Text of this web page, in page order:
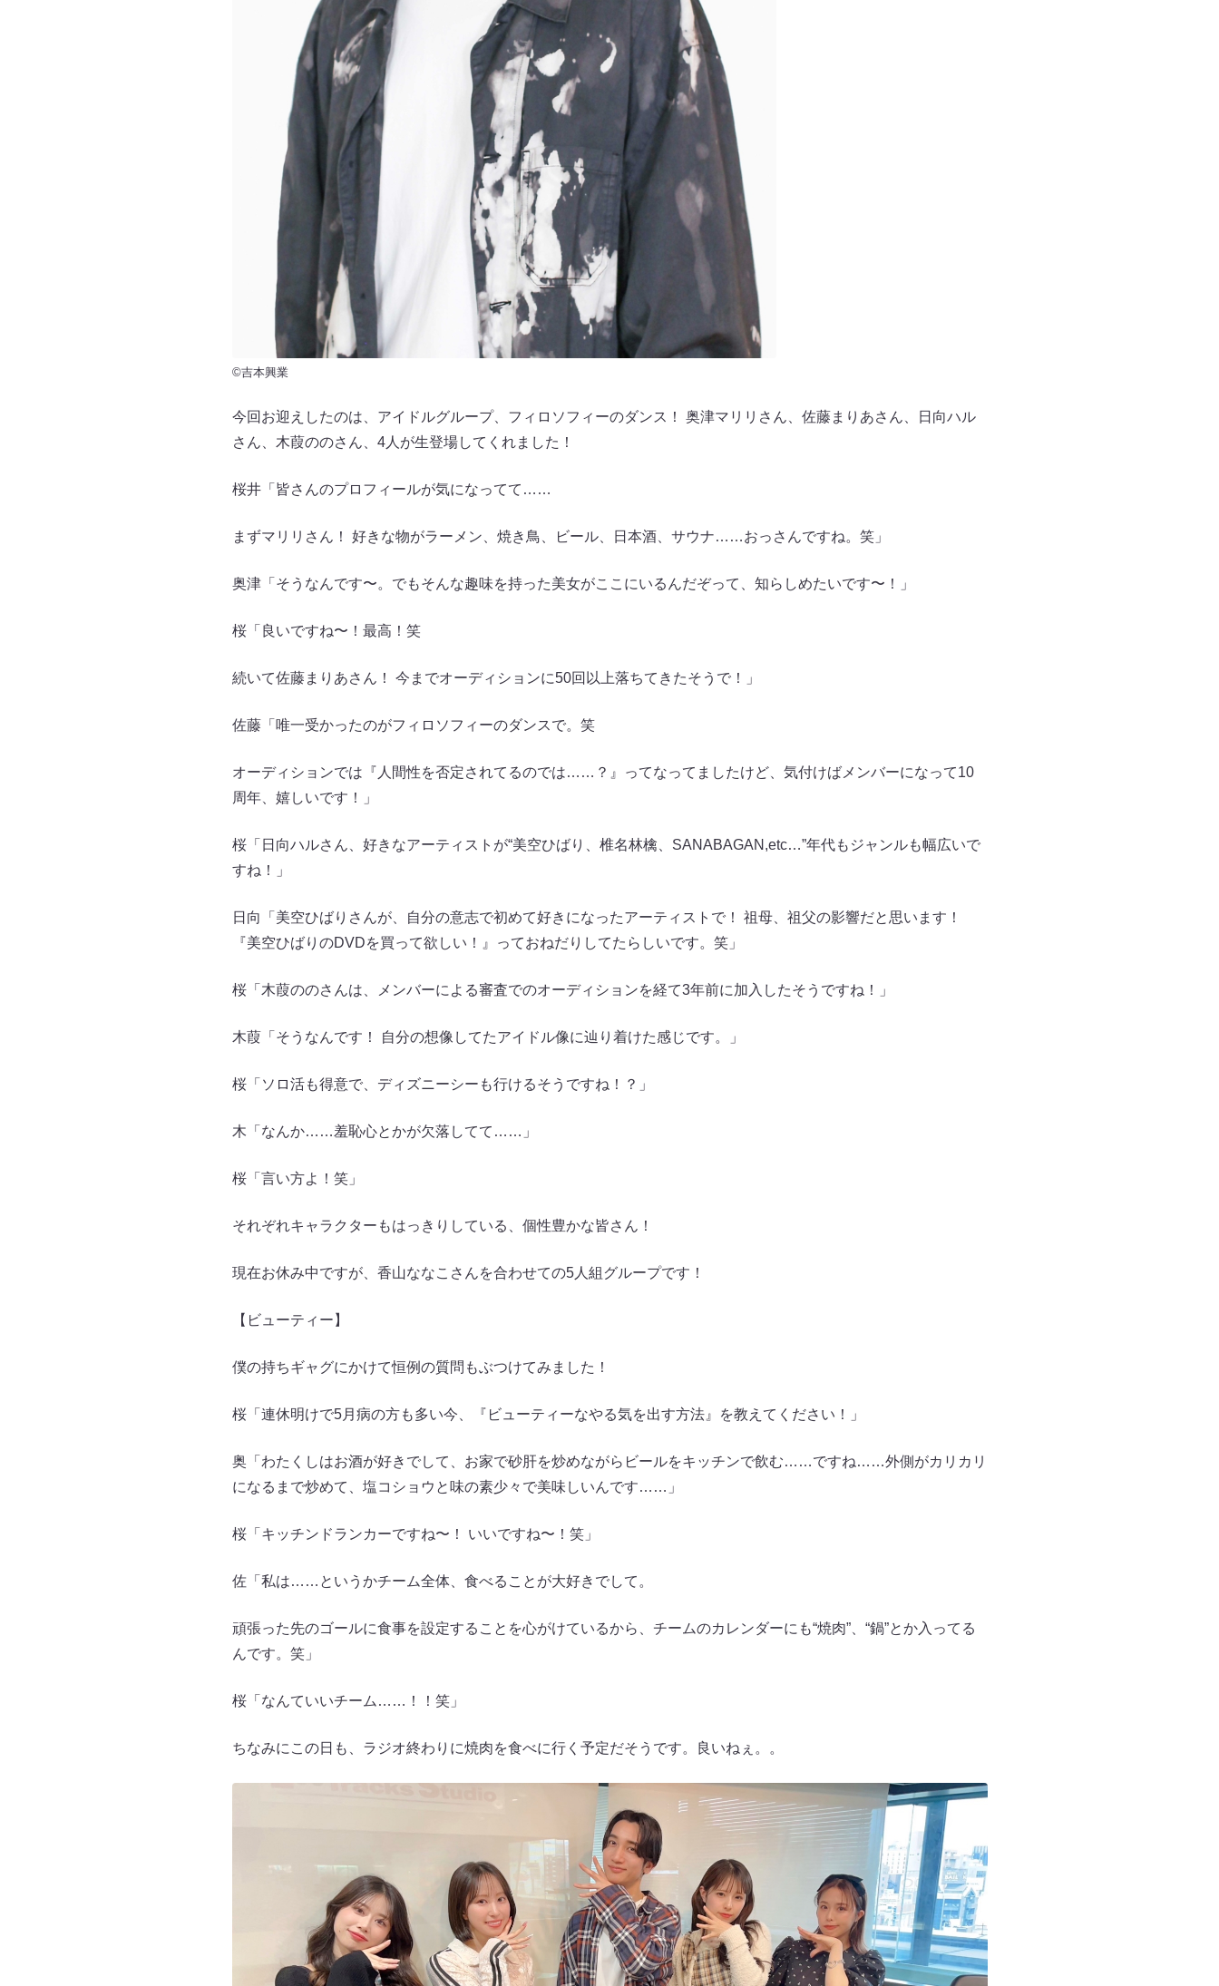
©吉本興業
今回お迎えしたのは、アイドルグループ、フィロソフィーのダンス！ 奥津マリリさん、佐藤まりあさん、日向ハル
さん、木葭ののさん、4人が生登場してくれました！
桜井「皆さんのプロフィールが気になってて……
まずマリリさん！ 好きな物がラーメン、焼き鳥、ビール、日本酒、サウナ……おっさんですね。笑」
奥津「そうなんです〜。でもそんな趣味を持った美女がここにいるんだぞって、知らしめたいです〜！」
桜「良いですね〜！最高！笑
続いて佐藤まりあさん！ 今までオーディションに50回以上落ちてきたそうで！」
佐藤「唯一受かったのがフィロソフィーのダンスで。笑
オーディションでは『人間性を否定されてるのでは……？』ってなってましたけど、気付けばメンバーになって10
周年、嬉しいです！」
桜「日向ハルさん、好きなアーティストが“美空ひばり、椎名林檎、SANABAGAN,etc…”年代もジャンルも幅広いで
すね！」
日向「美空ひばりさんが、自分の意志で初めて好きになったアーティストで！ 祖母、祖父の影響だと思います！
『美空ひばりのDVDを買って欲しい！』っておねだりしてたらしいです。笑」
桜「木葭ののさんは、メンバーによる審査でのオーディションを経て3年前に加入したそうですね！」
木葭「そうなんです！ 自分の想像してたアイドル像に辿り着けた感じです。」
桜「ソロ活も得意で、ディズニーシーも行けるそうですね！？」
木「なんか……羞恥心とかが欠落してて……」
桜「言い方よ！笑」
それぞれキャラクターもはっきりしている、個性豊かな皆さん！
現在お休み中ですが、香山ななこさんを合わせての5人組グループです！
【ビューティー】
僕の持ちギャグにかけて恒例の質問もぶつけてみました！
桜「連休明けで5月病の方も多い今、『ビューティーなやる気を出す方法』を教えてください！」
奥「わたくしはお酒が好きでして、お家で砂肝を炒めながらビールをキッチンで飲む……ですね……外側がカリカリ
になるまで炒めて、塩コショウと味の素少々で美味しいんです……」
桜「キッチンドランカーですね〜！ いいですね〜！笑」
佐「私は……というかチーム全体、食べることが大好きでして。
頑張った先のゴールに食事を設定することを心がけているから、チームのカレンダーにも“焼肉”、“鍋”とか入ってる
んです。笑」
桜「なんていいチーム……！！笑」
ちなみにこの日も、ラジオ終わりに焼肉を食べに行く予定だそうです。良いねぇ。。